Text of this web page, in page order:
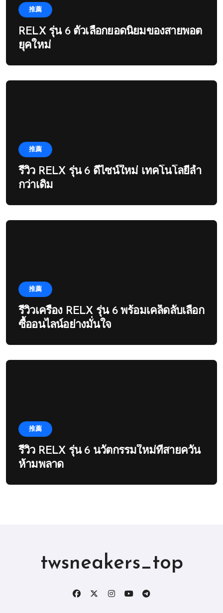
推薦
RELX รุ่น 6 ตัวเลือกยอดนิยมของสายพอต
ยุคใหม่
推薦
รีวิว RELX รุ่น 6 ดีไซน์ใหม่ เทคโนโลยีล้ำ
กว่าเดิม
推薦
รีวิวเครื่อง RELX รุ่น 6 พร้อมเคล็ดลับเลือก
ซื้ออนไลน์อย่างมั่นใจ
推薦
รีวิว RELX รุ่น 6 นวัตกรรมใหม่ที่สายควัน
ห้ามพลาด
twsneakers_top